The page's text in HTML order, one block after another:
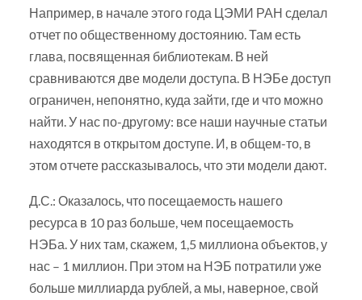
Например, в начале этого года ЦЭМИ РАН сделал
отчет по общественному достоянию. Там есть
глава, посвященная библиотекам. В ней
сравниваются две модели доступа. В НЭБе доступ
ограничен, непонятно, куда зайти, где и что можно
найти. У нас по-другому: все наши научные статьи
находятся в открытом доступе. И, в общем-то, в
этом отчете рассказывалось, что эти модели дают.
Д.С.: Оказалось, что посещаемость нашего
ресурса в 10 раз больше, чем посещаемость
НЭБа. У них там, скажем, 1,5 миллиона объектов, у
нас – 1 миллион. При этом на НЭБ потратили уже
больше миллиарда рублей, а мы, наверное, свой